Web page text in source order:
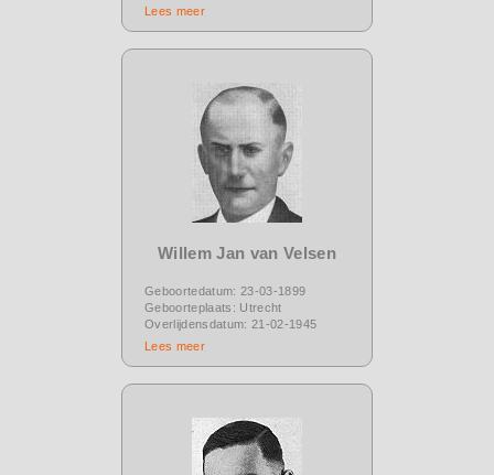
Lees meer
Willem Jan van Velsen
Geboortedatum: 23-03-1899
Geboorteplaats: Utrecht
Overlijdensdatum: 21-02-1945
Lees meer